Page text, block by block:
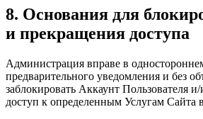
8. Основания для
и прекращения доступа
Администрация вправе в
предварительного уведомления и без
заблокировать Аккаунт Пользователя
доступ к определенным Услугам Сайта